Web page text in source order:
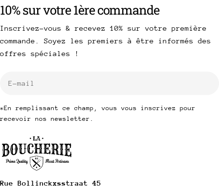
Rue Bollinckxsstraat 45
10% sur votre 1ère commande
Inscrivez-vous & recevez 10% sur votre première
commande. Soyez les premiers à être informés des
offres spéciales !
*En remplissant ce champ, vous vous inscrivez pour
recevoir nos newsletter.